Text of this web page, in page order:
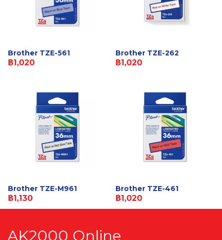
Brother TZE-561
฿1,020
Brother TZE-262
฿1,020
Brother TZE-M961
฿1,130
Brother TZE-461
฿1,020
AK2000 Online